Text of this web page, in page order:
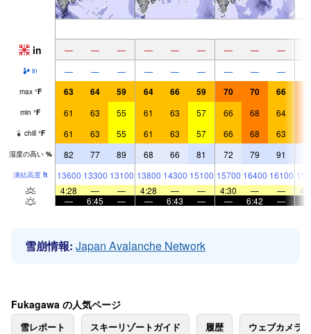
in — — — — — — — — —
in — — — — — — — — —
max °F 63 64 59 64 66 59 70 70 66
min °F 61 63 55 61 63 57 66 68 64
chill °F 61 63 55 61 63 57 66 68 63
湿度の高い % 82 77 89 68 66 81 72 79 91
凍結高度 ft 13600 13300 13100 13800 14300 15100 15700 16400 16100
4:28
— — 4:28 — — 4:30 — —
—
6:45 — — 6:43 — — 6:42 —
雪崩情報: Japan Avalanche Network
Fukagawa の人気ページ
雪レポート スキーリゾートガイド 履歴 ウェブカメラ